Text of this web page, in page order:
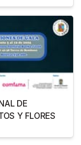
DE
Y FLORES